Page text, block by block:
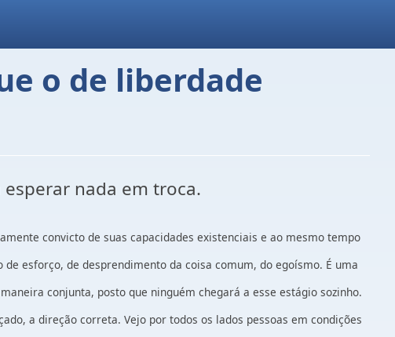
o de liberdade
nada em troca.
convicto de suas capacidades existenciais e ao mesmo tempo
esforço, de desprendimento da coisa comum, do egoísmo. É uma
conjunta, posto que ninguém chegará a esse estágio sozinho.
a direção correta. Vejo por todos os lados pessoas em condições